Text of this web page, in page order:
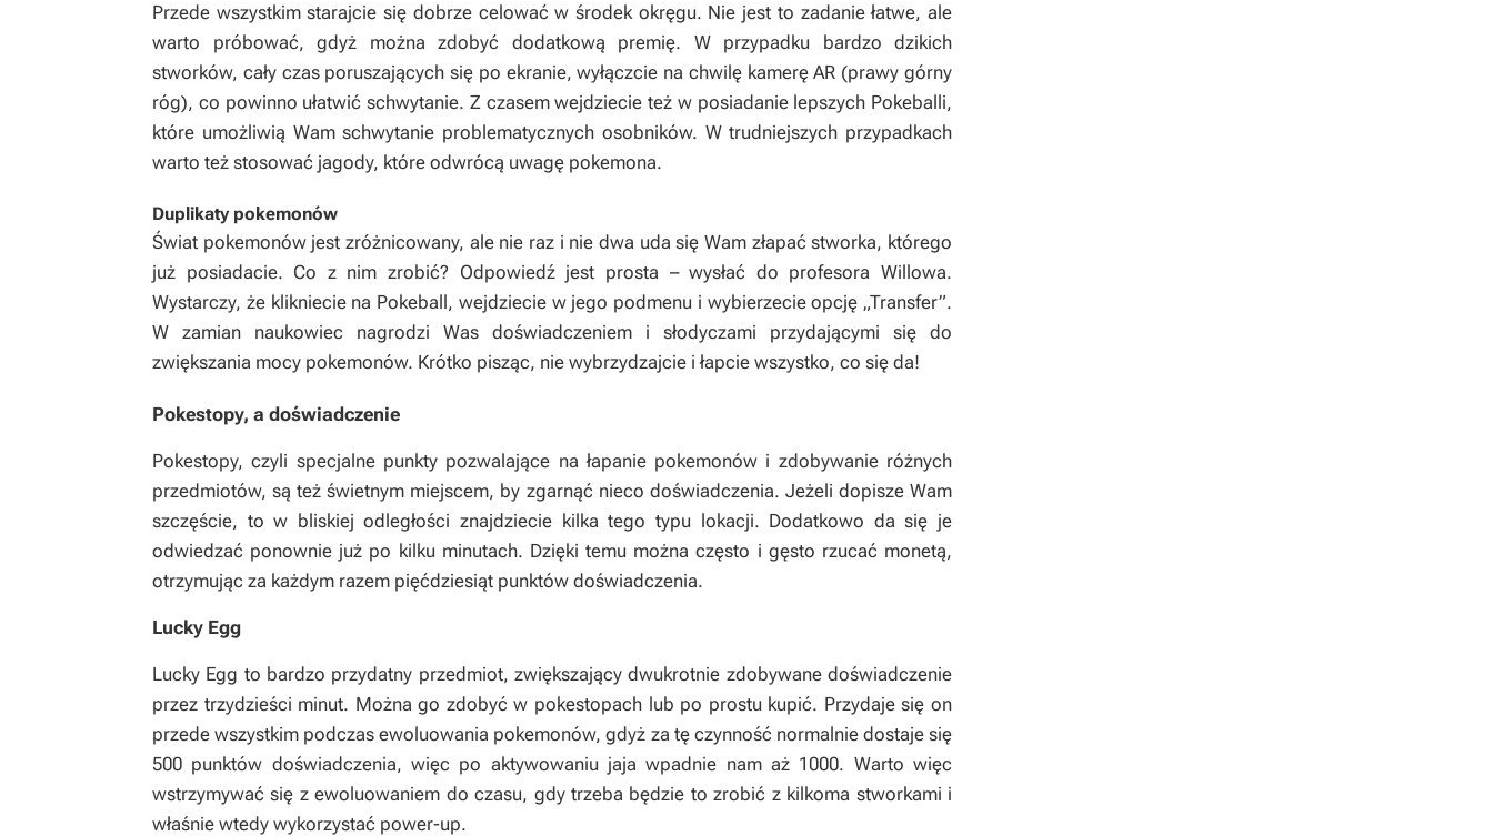
Przede wszystkim starajcie się dobrze celować w środek okręgu. Nie jest to zadanie łatwe, ale
warto próbować, gdyż można zdobyć dodatkową premię. W przypadku bardzo dzikich
stworków, cały czas poruszających się po ekranie, wyłączcie na chwilę kamerę AR (prawy górny
róg), co powinno ułatwić schwytanie. Z czasem wejdziecie też w posiadanie lepszych Pokeballi,
które umożliwią Wam schwytanie problematycznych osobników. W trudniejszych przypadkach
warto też stosować jagody, które odwrócą uwagę pokemona.
Duplikaty pokemonów
Świat pokemonów jest zróżnicowany, ale nie raz i nie dwa uda się Wam złapać stworka, którego
już posiadacie. Co z nim zrobić? Odpowiedź jest prosta – wysłać do profesora Willowa.
Wystarczy, że klikniecie na Pokeball, wejdziecie w jego podmenu i wybierzecie opcję „Transfer”.
W zamian naukowiec nagrodzi Was doświadczeniem i słodyczami przydającymi się do
zwiększania mocy pokemonów. Krótko pisząc, nie wybrzydzajcie i łapcie wszystko, co się da!
Pokestopy, a doświadczenie
Pokestopy, czyli specjalne punkty pozwalające na łapanie pokemonów i zdobywanie różnych
przedmiotów, są też świetnym miejscem, by zgarnąć nieco doświadczenia. Jeżeli dopisze Wam
szczęście, to w bliskiej odległości znajdziecie kilka tego typu lokacji. Dodatkowo da się je
odwiedzać ponownie już po kilku minutach. Dzięki temu można często i gęsto rzucać monetą,
otrzymując za każdym razem pięćdziesiąt punktów doświadczenia.
Lucky Egg
Lucky Egg to bardzo przydatny przedmiot, zwiększający dwukrotnie zdobywane doświadczenie
przez trzydzieści minut. Można go zdobyć w pokestopach lub po prostu kupić. Przydaje się on
przede wszystkim podczas ewoluowania pokemonów, gdyż za tę czynność normalnie dostaje się
500 punktów doświadczenia, więc po aktywowaniu jaja wpadnie nam aż 1000. Warto więc
wstrzymywać się z ewoluowaniem do czasu, gdy trzeba będzie to zrobić z kilkoma stworkami i
właśnie wtedy wykorzystać power-up.